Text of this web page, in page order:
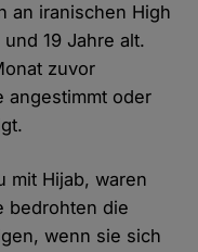
an iranischen High
19 Jahre alt.
zuvor
angestimmt oder
mit Hijab, waren
bedrohten die
wenn sie sich